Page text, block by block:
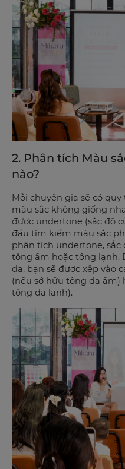
2. Phân tích Màu
nào?
Mỗi chuyên gia sẽ có
màu sắc không giống
được undertone (sắc độ
đầu tìm kiếm màu sắc
phân tích undertone, sắc
tông ấm hoặc tông lạnh.
da, bạn sẽ được xếp vào
(nếu sở hữu tông da ấm)
tông da lạnh).